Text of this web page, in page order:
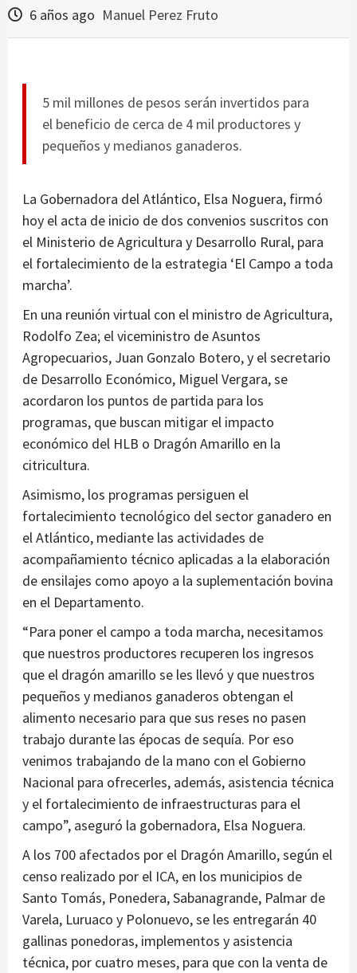
6 años ago Manuel Perez Fruto
5 mil millones de pesos serán invertidos para
el beneficio de cerca de 4 mil productores y
pequeños y medianos ganaderos.
La Gobernadora del Atlántico, Elsa Noguera, firmó
hoy el acta de inicio de dos convenios suscritos con
el Ministerio de Agricultura y Desarrollo Rural, para
el fortalecimiento de la estrategia ‘El Campo a toda
marcha’.
En una reunión virtual con el ministro de Agricultura,
Rodolfo Zea; el viceministro de Asuntos
Agropecuarios, Juan Gonzalo Botero, y el secretario
de Desarrollo Económico, Miguel Vergara, se
acordaron los puntos de partida para los
programas, que buscan mitigar el impacto
económico del HLB o Dragón Amarillo en la
citricultura.
Asimismo, los programas persiguen el
fortalecimiento tecnológico del sector ganadero en
el Atlántico, mediante las actividades de
acompañamiento técnico aplicadas a la elaboración
de ensilajes como apoyo a la suplementación bovina
en el Departamento.
“Para poner el campo a toda marcha, necesitamos
que nuestros productores recuperen los ingresos
que el dragón amarillo se les llevó y que nuestros
pequeños y medianos ganaderos obtengan el
alimento necesario para que sus reses no pasen
trabajo durante las épocas de sequía. Por eso
venimos trabajando de la mano con el Gobierno
Nacional para ofrecerles, además, asistencia técnica
y el fortalecimiento de infraestructuras para el
campo”, aseguró la gobernadora, Elsa Noguera.
A los 700 afectados por el Dragón Amarillo, según el
censo realizado por el ICA, en los municipios de
Santo Tomás, Ponedera, Sabanagrande, Palmar de
Varela, Luruaco y Polonuevo, se les entregarán 40
gallinas ponedoras, implementos y asistencia
técnica, por cuatro meses, para que con la venta de